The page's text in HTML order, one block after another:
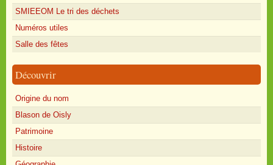
SMIEEOM Le tri des déchets
Numéros utiles
Salle des fêtes
Découvrir
Origine du nom
Blason de Oisly
Patrimoine
Histoire